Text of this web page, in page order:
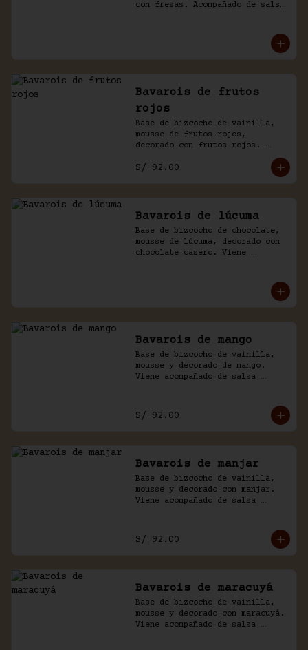
con fresas. Acompañado de salsa
Bavarois de frutos
rojos
Base de bizcocho de vainilla,
mousse de frutos rojos,
decorado con frutos rojos.
S/ 92.00
Bavarois de lúcuma
Base de bizcocho de chocolate,
mousse de lúcuma, decorado con
chocolate casero. Viene
Bavarois de mango
Base de bizcocho de vainilla,
mousse y decorado de mango.
Viene acompañado de salsa
S/ 92.00
Bavarois de manjar
Base de bizcocho de vainilla,
mousse y decorado con manjar.
Viene acompañado de salsa
S/ 92.00
Bavarois de maracuyá
Base de bizcocho de vainilla,
mousse y decorado con maracuyá.
Viene acompañado de salsa